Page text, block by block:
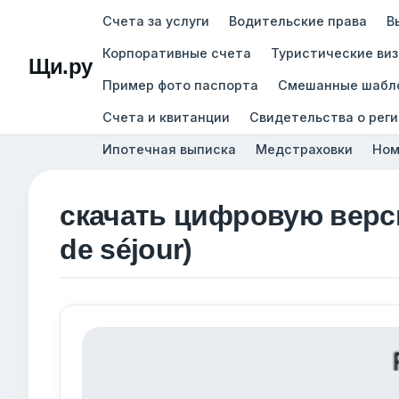
Щи.ру
Счета за услуги Водительские права
Корпоративные счета Туристические
Пример фото паспорта Смешанные
Счета и квитанции Свидетельства о
Ипотечная выписка Медстраховки
скачать цифровую
de séjour)